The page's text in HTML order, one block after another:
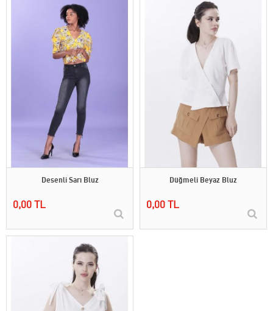
Desenli Sarı Bluz
0,00 TL
Düğmeli Beyaz Bluz
0,00 TL